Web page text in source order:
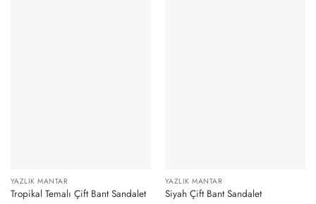
YAZLIK MANTAR
Tropikal Temalı Çift Bant Sandalet
YAZLIK MANTAR
Siyah Çift Bant Sandalet